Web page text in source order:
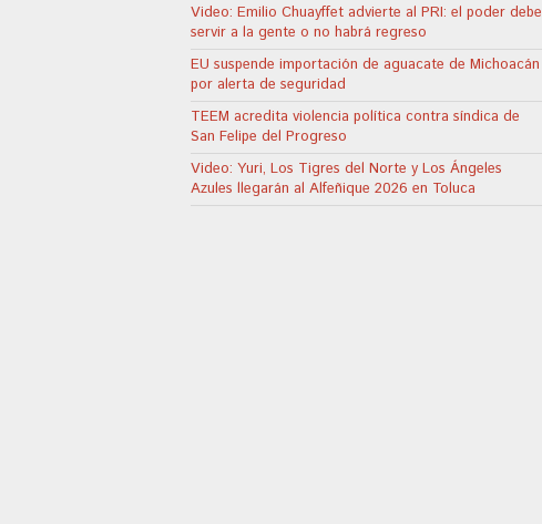
Video: Emilio Chuayffet advierte al PRI: el poder debe
servir a la gente o no habrá regreso
EU suspende importación de aguacate de Michoacán
por alerta de seguridad
TEEM acredita violencia política contra síndica de
San Felipe del Progreso
Video: Yuri, Los Tigres del Norte y Los Ángeles
Azules llegarán al Alfeñique 2026 en Toluca